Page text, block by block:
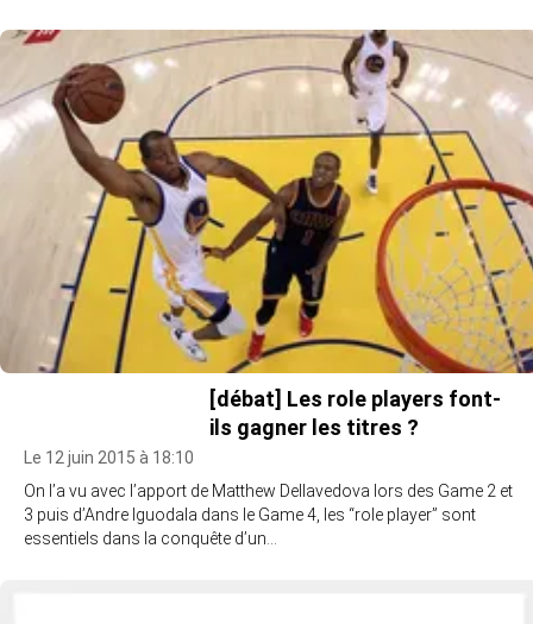
[débat] Les role players font-
ils gagner les titres ?
Le 12 juin 2015 à 18:10
On l’a vu avec l’apport de Matthew Dellavedova lors des Game 2 et
3 puis d’Andre Iguodala dans le Game 4, les “role player” sont
essentiels dans la conquête d’un…